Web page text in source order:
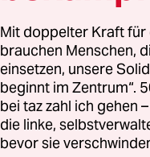
Wie die US-
Monat
waren,
den vergangenen
entlang
Mit doppelter Kraft für
brauchen Menschen,
einsetzen, unsere
beginnt im Zentrum“.
bei taz zahl ich gehen
die linke,
bevor sie